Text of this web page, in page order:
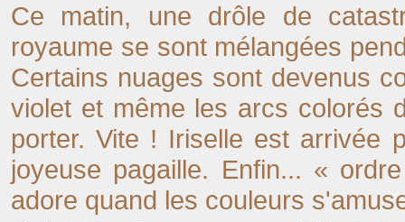
Ce matin, une drôle de
royaume se sont mélangées
Certains nuages sont devenus
violet et même les arcs colorés
porter. Vite ! Iriselle est arrivée
joyeuse pagaille. Enfin... «
adore quand les couleurs